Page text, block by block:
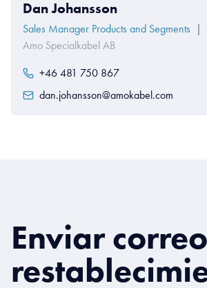
Dan Johansson
Sales Manager Products and Segments
|
Amo Specialkabel AB
+46 481 750 867
dan.johansson@amokabel.com
Enviar